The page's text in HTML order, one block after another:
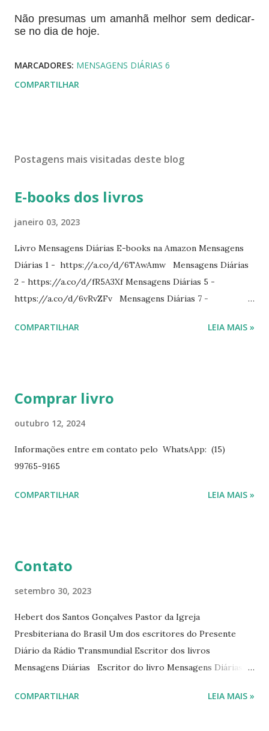
Não presumas um amanhã melhor sem dedicar-
se no dia de hoje.
MARCADORES: MENSAGENS DIÁRIAS 6
COMPARTILHAR
Postagens mais visitadas deste blog
E-books dos livros
janeiro 03, 2023
Livro Mensagens Diárias E-books na Amazon Mensagens
Diárias 1 - https://a.co/d/6TAwAmw Mensagens Diárias
2 - https://a.co/d/fR5A3Xf Mensagens Diárias 5 -
https://a.co/d/6vRvZFv Mensagens Diárias 7 -
https://a.co/d/h4iP1oj Mensagens Diárias 10 -
Mensagens Diárias 4 -
mensagens diárias traz uma meditação para cada dia do
ano. Passagens bíblicas, ilustrações, histórias
Diário da Rádio Trans mundial a mais de 15 anos. Escreveu o
COMPARTILHAR LEIA MAIS »
Comprar livro
outubro 12, 2024
Informações entre em contato pelo WhatsApp: (15)
99765-9165
COMPARTILHAR LEIA MAIS »
Contato
setembro 30, 2023
Hebert dos Santos Gonçalves Pastor da Igreja
Presbiteriana do Brasil Um dos escritores do Presente
Diário da Rádio Transmundial Escritor dos livros
Mensagens Diárias Escritor do livro Mensagens Diárias da
livromensagensdiarias@gmail.com Whatsapp: (15) 99765-
COMPARTILHAR LEIA MAIS »